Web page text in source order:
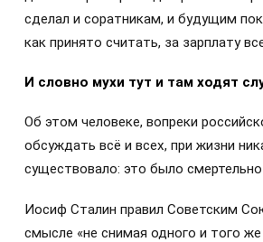
сделал и соратникам, и будущим
как принято считать, за зарплату
И словно мухи тут и там ходят
Об этом человеке, вопреки
обсуждать всё и всех, при жизни
существовало: это было
Иосиф Сталин правил Советским
смысле «не снимая одного и того